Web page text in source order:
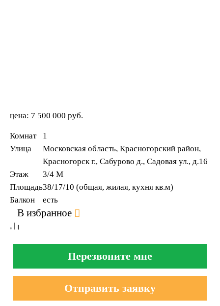
цена: 7 500 000 руб.
Комнат
1
Улица
Московская область, Красногорский район,
Красногорск г., Сабурово д., Садовая ул., д.16
Этаж
3/4 M
Площадь38/17/10 (общая, жилая, кухня кв.м)
Балкон
есть
В избранное
Перезвоните мне
Отправить заявку